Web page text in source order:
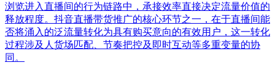
浏览进入直播间的行为链路中，承接效率直接决定流量价值的
释放程度。抖音直播带货推广的核心环节之一，在于直播间能
否将涌入的泛流量转化为具有购买意向的有效用户，这一转化
过程涉及人货场匹配、节奏把控及即时互动等多重变量的协
同。